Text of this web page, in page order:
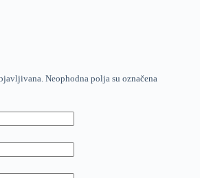
Neophodna polja su označena